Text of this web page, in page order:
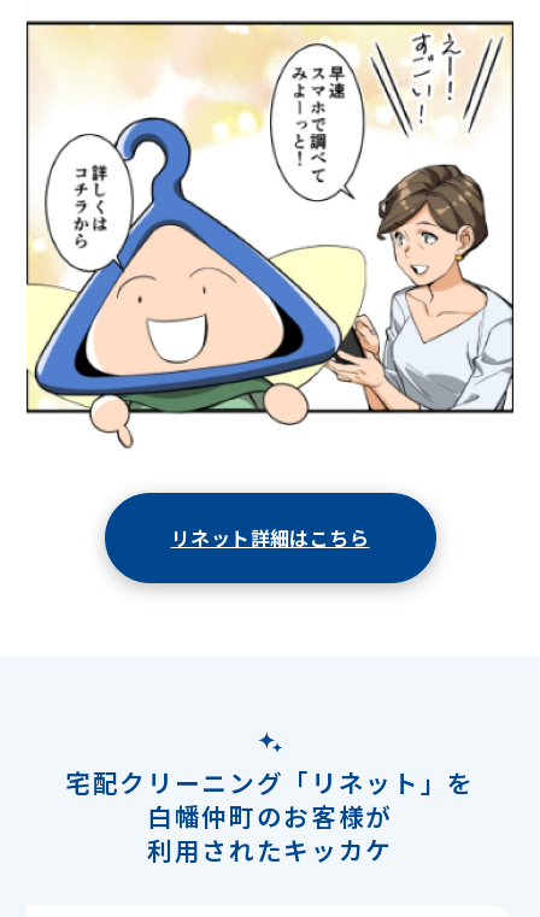
リネット詳細はこちら
宅配クリーニング「リネット」を
白幡仲町のお客様が
利用されたキッカケ